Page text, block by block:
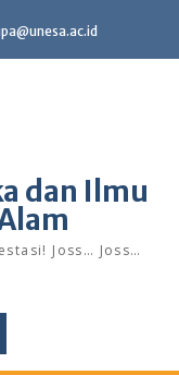
dan Ilmu
Joss… Joss…